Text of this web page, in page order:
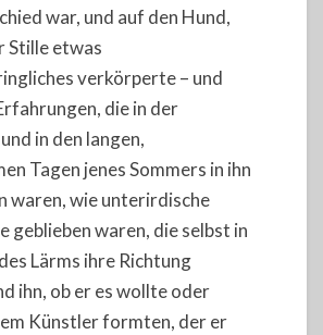
war, und auf den Hund,
Stille etwas
verkörperte – und
die in der
in den langen,
Tagen jenes Sommers in ihn
waren, wie unterirdische
geblieben waren, die selbst in
Lärms ihre Richtung
ihn, ob er es wollte oder
Künstler formten, der er